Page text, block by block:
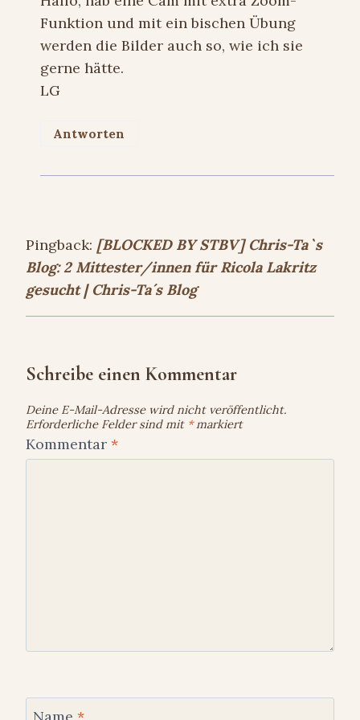
Funktion und mit ein bischen Übung
werden die Bilder auch so, wie ich sie
gerne hätte.
LG
Antworten
Pingback: [BLOCKED BY STBV] Chris-Ta`s
Blog: 2 Mittester/innen für Ricola Lakritz
gesucht | Chris-Ta´s Blog
Schreibe einen Kommentar
Deine E-Mail-Adresse wird nicht veröffentlicht.
Erforderliche Felder sind mit *markiert
Kommentar *